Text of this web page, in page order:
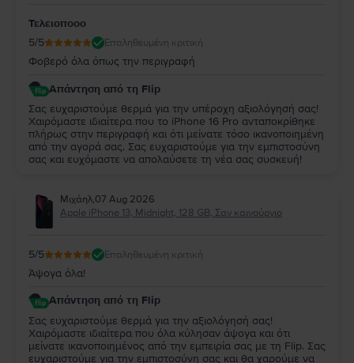
Τελειοποοο
5/5 Επαληθευμένη κριτική
Φοβερό όλα όπως την περιγραφή
Απάντηση από τη Flip
Σας ευχαριστούμε θερμά για την υπέροχη αξιολόγησή σας!
Χαιρόμαστε ιδιαίτερα που το iPhone 16 Pro ανταποκρίθηκε
πλήρως στην περιγραφή και ότι μείνατε τόσο ικανοποιημένη
από την αγορά σας. Σας ευχαριστούμε για την εμπιστοσύνη
σας και ευχόμαστε να απολαύσετε τη νέα σας συσκευή!
Μιχάηλ,07 Aug 2026
Apple iPhone 13, Midnight, 128 GB, Σαν καινούργιο
5/5 Επαληθευμένη κριτική
Άψογα όλα!
Απάντηση από τη Flip
Σας ευχαριστούμε θερμά για την αξιολόγησή σας!
Χαιρόμαστε ιδιαίτερα που όλα κύλησαν άψογα και ότι
μείνατε ικανοποιημένος από την εμπειρία σας με τη Flip. Σας
ευχαριστούμε για την εμπιστοσύνη σας και θα χαρούμε να